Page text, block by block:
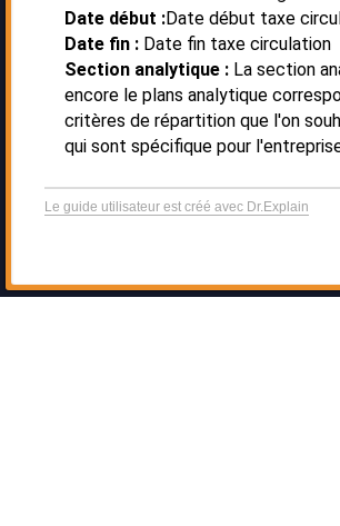
Date début :Date début taxe
Date fin : Date fin taxe circulation
Section analytique : La section
encore le plans analytique
critères de répartition que l'on
qui sont spécifique pour
Le guide utilisateur est créé avec Dr.Explain